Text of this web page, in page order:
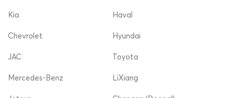
Kia
Chevrolet
Haval
Hyundai
JAC
Mercedes-Benz
Toyota
LiXiang